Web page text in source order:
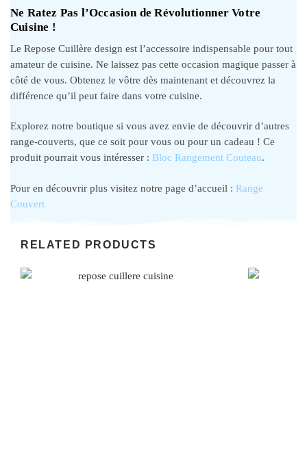
Ne Ratez Pas l’Occasion de Révolutionner Votre
Cuisine !
Le Repose Cuillère design est l’accessoire indispensable pour tout
amateur de cuisine. Ne laissez pas cette occasion magique passer à
côté de vous. Obtenez le vôtre dès maintenant et découvrez la
différence qu’il peut faire dans votre cuisine.
Explorez notre boutique si vous avez envie de découvrir d’autres
range-couverts, que ce soit pour vous ou pour un cadeau ! Ce
produit pourrait vous intéresser : Bloc Rangement Couteau.
Pour en découvrir plus visitez notre page d’accueil : Range
Couvert
RELATED PRODUCTS